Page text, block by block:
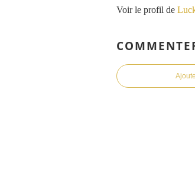
Voir le profil de